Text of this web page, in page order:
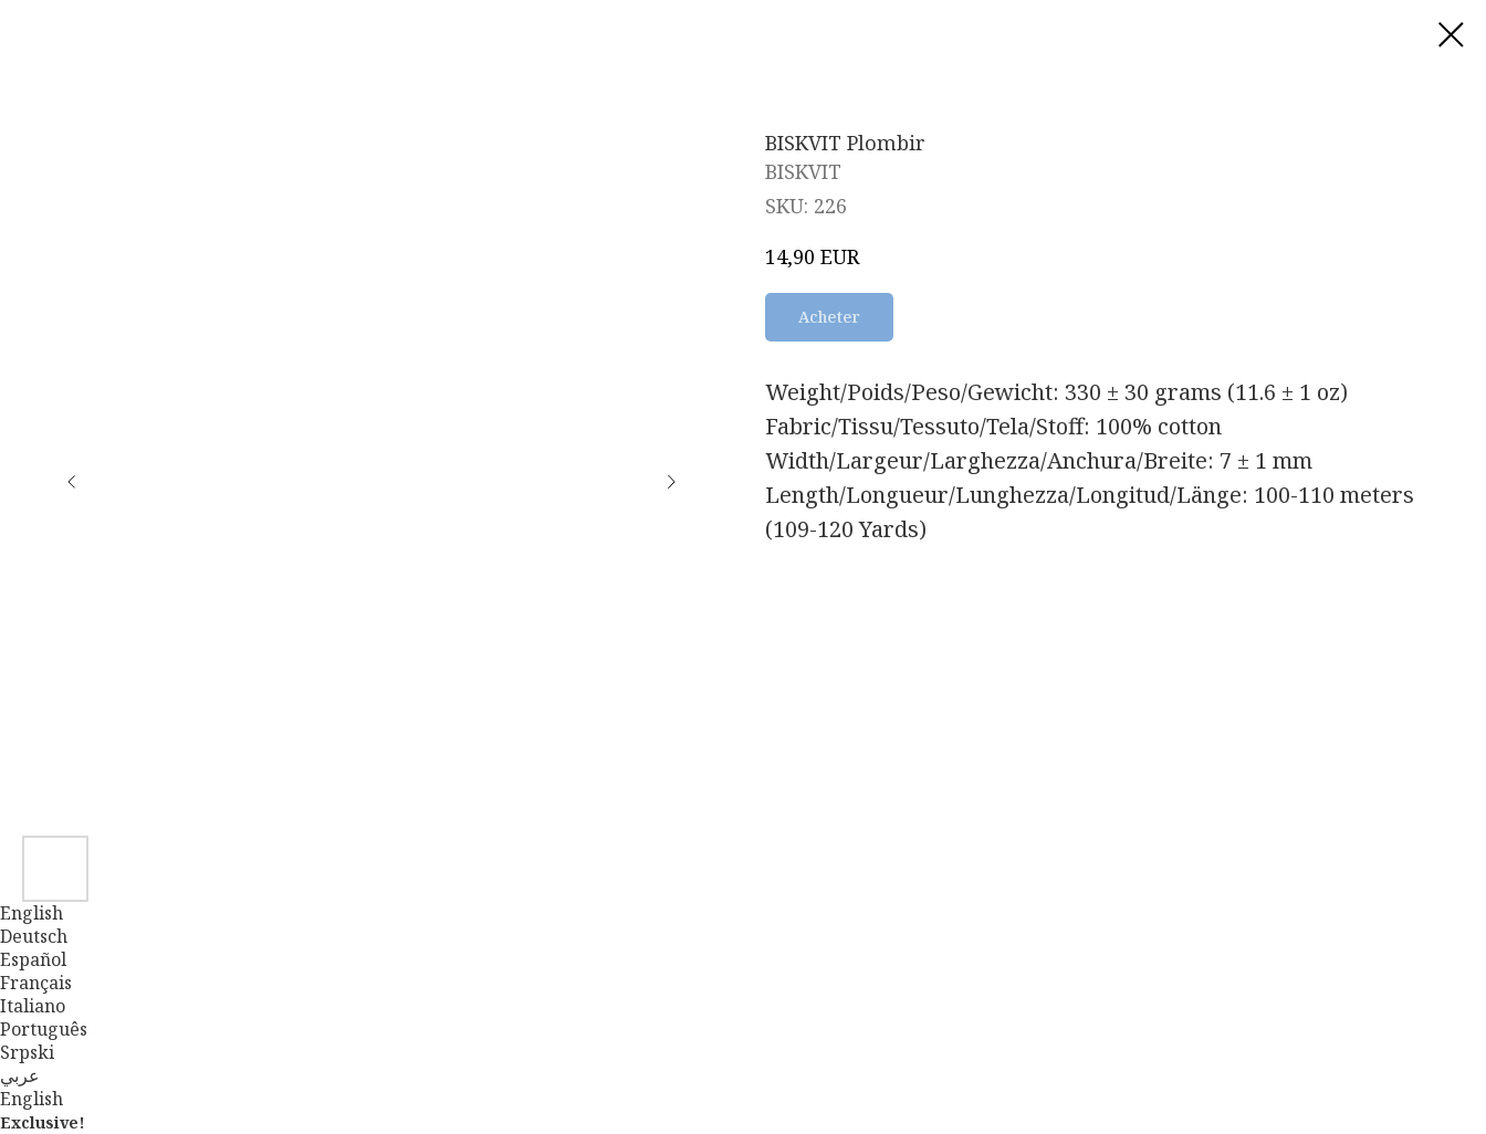
BISKVIT Plombir
BISKVIT
SKU: 226
14,90 EUR
Acheter
Weight/Poids/Peso/Gewicht: 330 ± 30 grams (11.6 ± 1 oz)
Fabric/Tissu/Tessuto/Tela/Stoff: 100% cotton
Width/Largeur/Larghezza/Anchura/Breite: 7 ± 1 mm
Length/Longueur/Lunghezza/Longitud/Länge: 100-110 meters
(109-120 Yards)
English
Deutsch
Español
Français
Italiano
Português
Srpski
عربي
English
Exclusive!